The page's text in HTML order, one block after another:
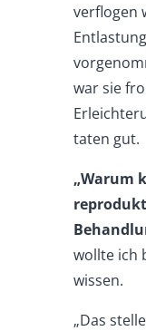
verflogen
war sie
taten gut.
„Warum
wollte ich
wissen.
„Das